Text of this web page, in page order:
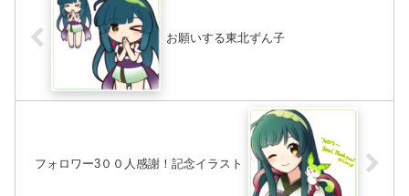
お願いする東北ずん子
フォロワー3００人感謝！記念イラスト